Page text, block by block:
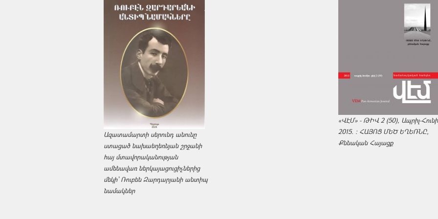
Ազատամարտի սերունդ անունը
ստացած նախաեղեռնյան շրջանի
հայ մտավորականության
ամենավառ ներկայացուցիչներից
մեկի՝ Ռուբեն Զարդարյանի անտիպ
նամակներ
«ՎԷՄ» - ԹԻՎ 2 (50), Ապրիլ-
2015. : ՀԱՅՈՑ ՄԵԾ ԵՂԵՌՆԸ,
Քննական Հայացք